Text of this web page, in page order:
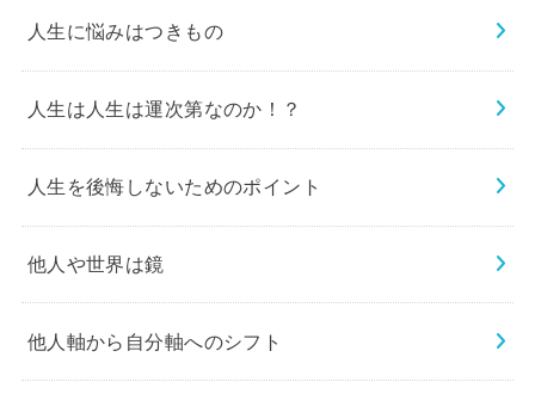
人生に悩みはつきもの
人生は人生は運次第なのか！？
人生を後悔しないためのポイント
他人や世界は鏡
他人軸から自分軸へのシフト